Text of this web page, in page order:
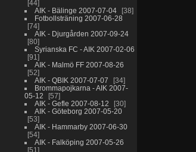
44
AIK - Bälinge 2007-07-04
38
Fotbollsträning 2007-06-28
74
AIK - Djurgården 2007-09-24
80
Syrianska FC - AIK 2007-02-06
91
AIK - Malmö FF 2007-08-26
52
AIK - QBIK 2007-07-07
34
Brommapojkarna - AIK 2007-
05-12
57
AIK - Gefle 2007-08-12
30
AIK - Göteborg 2007-05-20
53
AIK - Hammarby 2007-06-30
54
AIK - Falköping 2007-05-26
51